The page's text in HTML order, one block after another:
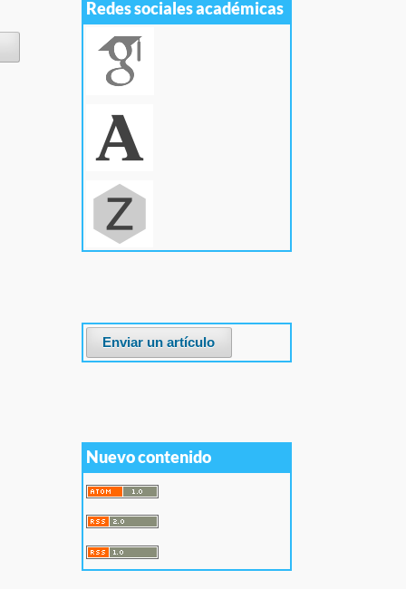
Redes sociales académicas
Enviar un artículo
Nuevo contenido